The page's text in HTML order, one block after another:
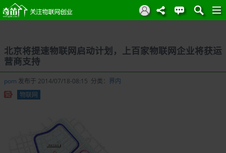
北京将提速物联网启动计划，上百家物联网企业将获运
营商支持
pom 发布于 2014/07/18-08:15 分类： 界内
物联网